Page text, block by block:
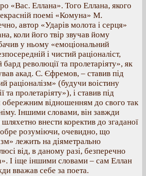
«Вас. Еллана». Того Еллана, якого
поемі «Комуна» М.
автор «Ударів молота і серця»
коли його твір звучав йому
у ньому «емоціональний
і чистий раціоналіст,
революції та пролетаріяту», як
акад. С. Єфремов, – ставив під
раціоналізм» (будучи воістину
та пролетаріяту»), і ставив під
обережним відношенням до свого так
Іншими словами, він завжди
внести коректив до згаданої
розуміючи, очевидно, що
лежить на діяметрально
від, в даному разі, безперечно
І іще іншими словами – сам Еллан
вважав себе за поета.